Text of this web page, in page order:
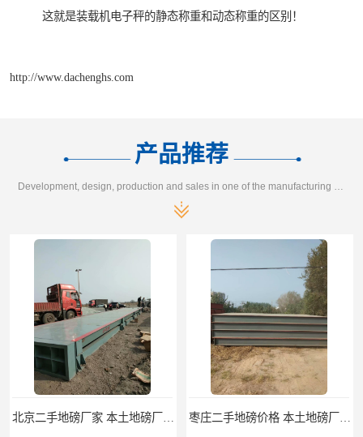
这就是装载机电子秤的静态称重和动态称重的区别！
http://www.dachenghs.com
产品推荐